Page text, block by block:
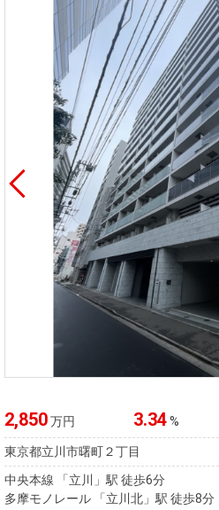
投
資
用
物
件
を
探
す
購入向け
サービス
住宅ロー
ンシミュ
レーショ
ン
暮らしの
税金の本
（電子ブ
ック）
ド
売却
時手
取り
金額
試算
売却向け
サービス
周辺相場
検索
住まいと
暮らしの
税金の本
売却ガイ
ド
沿革
本社地
図
会社案内
（電子ブ
ック版）
会員ページ
2,850万円 3.34%
東京都立川市曙町２丁目
中央本線 「立川」駅 徒歩6分
多摩モノレール 「立川北」駅 徒歩8分